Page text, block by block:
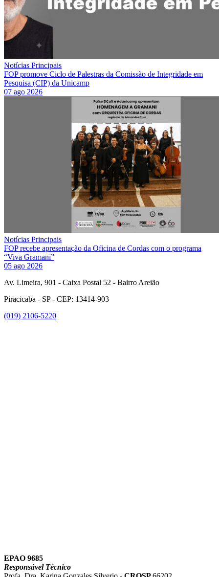
Notícias Principais
FOP promove Ciclo de Palestras da Comissão de Integridade em
Pesquisa (CIP) da Unicamp
07 ago 2026
Notícias Principais
FOP recebe apresentação da Oficina de Cordas com o programa
“Viva Gramani”
05 ago 2026
Av. Limeira, 901 - Caixa Postal 52 - Bairro Areião
Piracicaba - SP - CEP: 13414-903
(019) 2106-5220
EPAO 9685
Responsável Técnico